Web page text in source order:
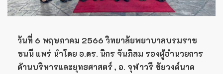
วันที่ 6 พฤษภาคม 2566 วิทยาลัยพยาบาลบรมราช
ชนนี แพร่ นำโดย อ.ดร. นิกร จันภิลม รองผู้อำนวยการ
ด้านบริหารและยุทธศาสตร์ , อ. จุฬาวรี ชัยวงค์นาค